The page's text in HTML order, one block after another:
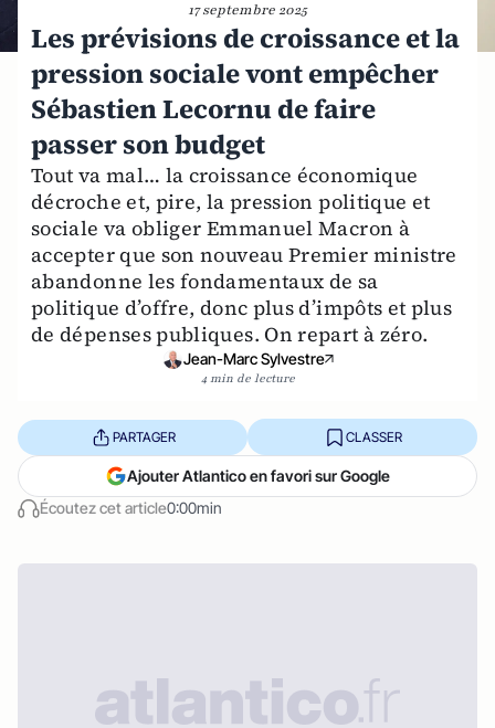
17 septembre 2025
Les prévisions de croissance et la
pression sociale vont empêcher
Sébastien Lecornu de faire
passer son budget
Tout va mal… la croissance économique
décroche et, pire, la pression politique et
sociale va obliger Emmanuel Macron à
accepter que son nouveau Premier ministre
abandonne les fondamentaux de sa
politique d’offre, donc plus d’impôts et plus
de dépenses publiques. On repart à zéro.
Jean-Marc Sylvestre
4 min de lecture
Écoutez cet article0:00min
PARTAGER CLASSER
Ajouter Atlantico en favori sur Google